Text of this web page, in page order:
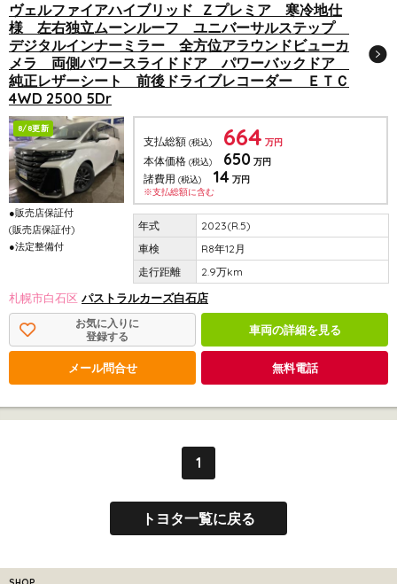
ヴェルファイアハイブリッド Ｚプレミア 寒冷地仕
様 左右独立ムーンルーフ ユニバーサルステップ
デジタルインナーミラー 全方位アラウンドビューカ
メラ 両側パワースライドドア パワーバックドア
純正レザーシート 前後ドライブレコーダー ＥＴＣ
4WD 2500 5Dr
8/8更新
●販売店保証付
(販売店保証付)
●法定整備付
支払総額 (税込) 664 万円
本体価格 (税込) 650 万円
諸費用 (税込) 14 万円
※支払総額に含む
2023(R.5)
R8年12月
2.9万km
札幌市白石区 パストラルカーズ白石店
お気に入りに
登録する
車両の詳細を見る
メール問合せ 無料電話
1
トヨタ一覧に戻る